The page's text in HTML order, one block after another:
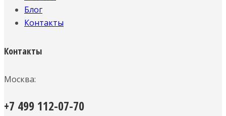
Блог
Контакты
Контакты
Москва:
+7 499 112-07-70